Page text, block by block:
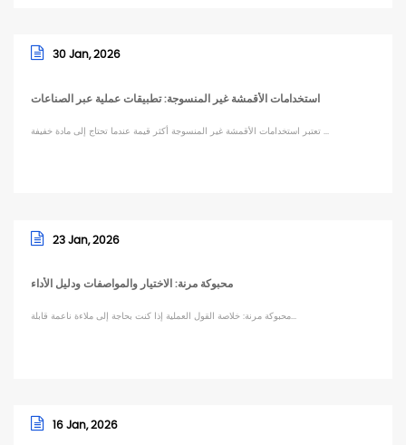
30 Jan, 2026
استخدامات الأقمشة غير المنسوجة: تطبيقات عملية عبر الصناعات
تعتبر استخدامات الأقمشة غير المنسوجة أكثر قيمة عندما تحتاج إلى مادة خفيفة ...
23 Jan, 2026
محبوكة مرنة: الاختيار والمواصفات ودليل الأداء
محبوكة مرنة: خلاصة القول العملية إذا كنت بحاجة إلى ملاءة ناعمة قابلة...
16 Jan, 2026